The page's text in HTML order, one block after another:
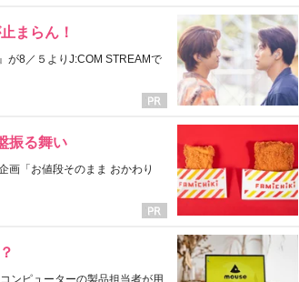
まらん！
が8／５よりJ:COM STREAMで
振る舞い
画「お値段そのまま おかわり
ンピューターの製品担当者が用